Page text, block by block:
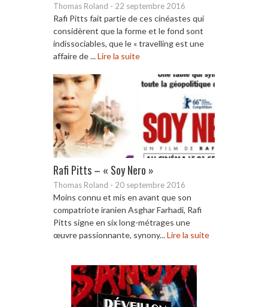
Thomas Roland - 22 septembre 2016
Rafi Pitts fait partie de ces cinéastes qui
considèrent que la forme et le fond sont
indissociables, que le « travelling est une
affaire de ...Lire la suite
Rafi Pitts – « Soy Nero »
Thomas Roland - 20 septembre 2016
Moins connu et mis en avant que son
compatriote iranien Asghar Farhadi, Rafi
Pitts signe en six long-métrages une
œuvre passionnante, synony...Lire la suite